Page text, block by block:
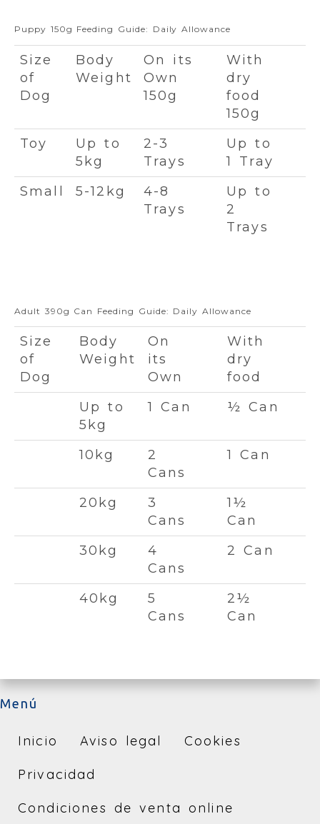
Puppy 150g Feeding Guide: Daily Allowance
Size
of
Dog
Body
Weight
On its
Own
150g
With
dry
food
150g
Toy
Up to
5kg
2-3
Trays
Up to
1 Tray
Small
5-12kg
4-8
Trays
Up to
2
Trays
Adult 390g Can Feeding Guide: Daily Allowance
Size
of
Dog
Body
Weight
On
its
Own
With
dry
food
Up to
5kg
1 Can ½ Can
10kg
2
Cans
1 Can
20kg
3
Cans
1½
Can
30kg
4
Cans
2 Can
40kg
5
Cans
2½
Can
Menú
Inicio Aviso legal Cookies
Privacidad
Condiciones de venta online